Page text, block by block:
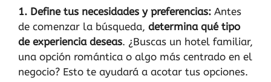
1. Define tus necesidades y preferencias: Antes
de comenzar la búsqueda, determina qué tipo
de experiencia deseas. ¿Buscas un hotel familiar,
una opción romántica o algo más centrado en el
negocio? Esto te ayudará a acotar tus opciones.